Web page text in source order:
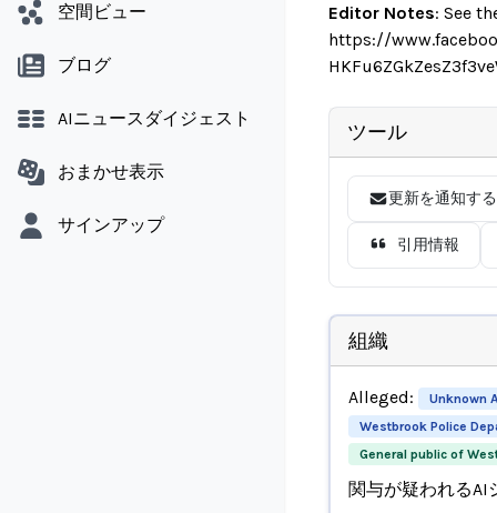
空間ビュー
ブログ
AIニュースダイジェスト
おまかせ表示
サインアップ
Editor Notes: See
https://
ツール
更新を通知する
引用情報
組織
Alleged:
Unknown
Westbrook Police
General public of
関与が疑われるAI